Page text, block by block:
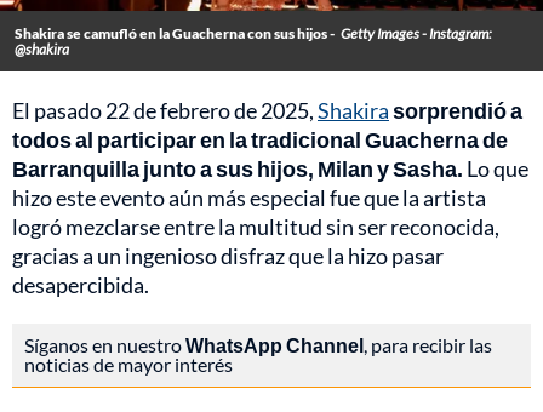
Shakira se camufló en la Guacherna con sus hijos - Getty Images - Instagram:
@shakira
El pasado 22 de febrero de 2025,Shakirasorprendió a
todos al participar en la tradicional Guacherna de
Barranquilla junto a sus hijos, Milan y Sasha. Lo que
hizo este evento aún más especial fue que la artista
logró mezclarse entre la multitud sin ser reconocida,
gracias a un ingenioso disfraz que la hizo pasar
desapercibida.
Síganos en nuestroWhatsApp Channel, para recibir las
noticias de mayor interés